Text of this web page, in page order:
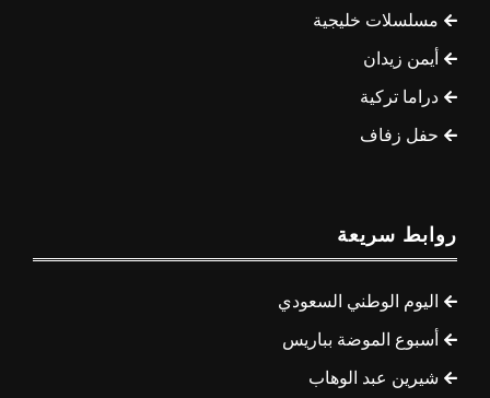
مسلسلات خليجية
أيمن زيدان
دراما تركية
حفل زفاف
روابط سريعة
اليوم الوطني السعودي
أسبوع الموضة بباريس
شيرين عبد الوهاب